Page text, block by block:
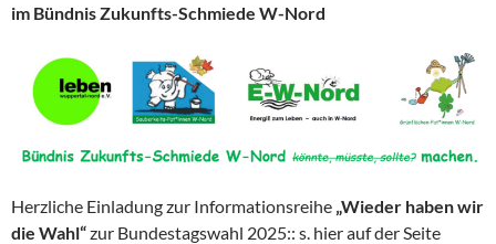
im Bündnis Zukunfts-Schmiede W-Nord
Herzliche Einladung zur Informationsreihe „Wieder haben wir
die Wahl“zur Bundestagswahl 2025:: s. hier auf der Seite